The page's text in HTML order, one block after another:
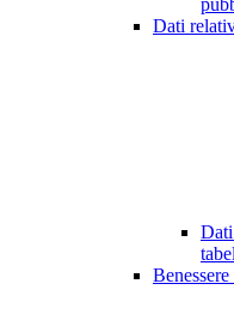
Dati